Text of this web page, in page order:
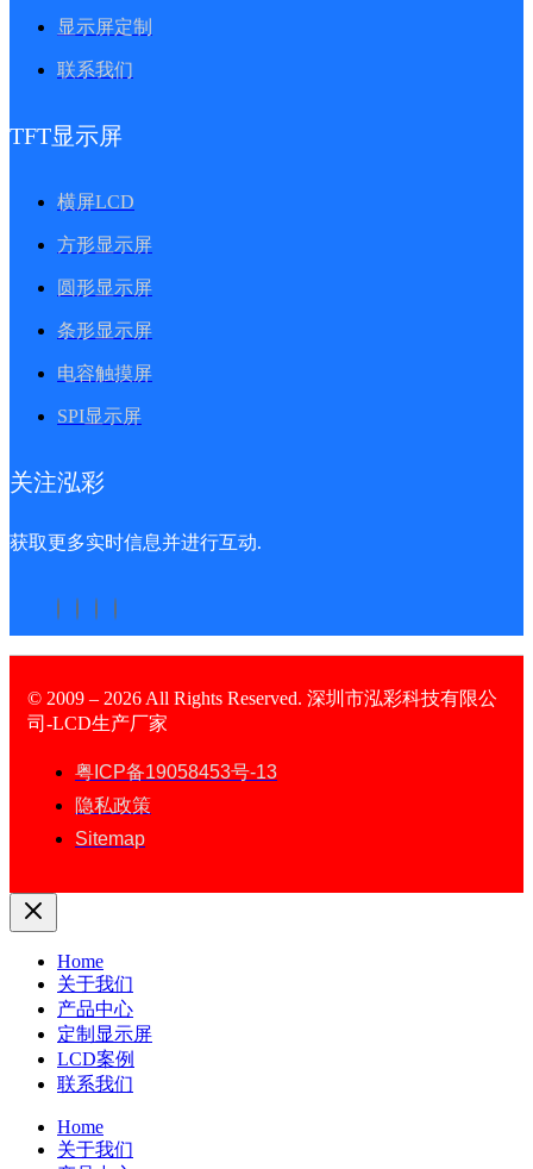
显示屏定制
联系我们
TFT显示屏
横屏LCD
方形显示屏
圆形显示屏
条形显示屏
电容触摸屏
SPI显示屏
关注泓彩
获取更多实时信息并进行互动.
© 2009 – 2026 All Rights Reserved. 深圳市泓彩科技有限公
司-LCD生产厂家
粤ICP备19058453号-13
隐私政策
Sitemap
Home
关于我们
产品中心
定制显示屏
LCD案例
联系我们
Home
关于我们